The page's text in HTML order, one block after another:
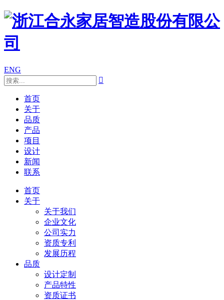
ENG

首页
关于
品质
产品
项目
设计
新闻
联系
首页
关于
关于我们
企业文化
公司实力
资质专利
发展历程
品质
设计定制
产品特性
资质证书